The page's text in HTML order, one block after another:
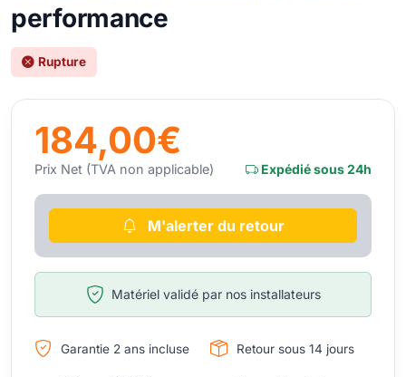
performance
Rupture
184,00€
Prix Net (TVA non applicable) Expédié sous 24h
M'alerter du retour
Matériel validé par nos installateurs
Garantie 2 ans incluse Retour sous 14 jours